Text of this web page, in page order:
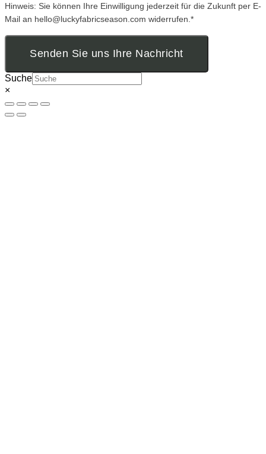
Hinweis: Sie können Ihre Einwilligung jederzeit für die Zukunft per E-
Mail an hello@luckyfabricseason.com widerrufen.*
Senden Sie uns Ihre Nachricht
Suche
×